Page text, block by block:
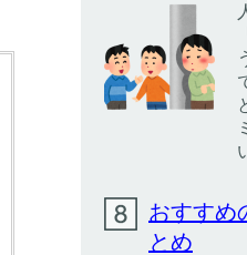
おすすめ
とめ